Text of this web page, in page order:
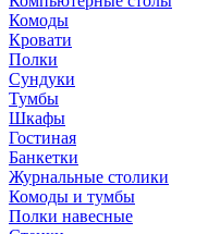
Комоды
Кровати
Полки
Сундуки
Тумбы
Шкафы
Гостиная
Банкетки
Журнальные столики
Комоды и тумбы
Полки навесные